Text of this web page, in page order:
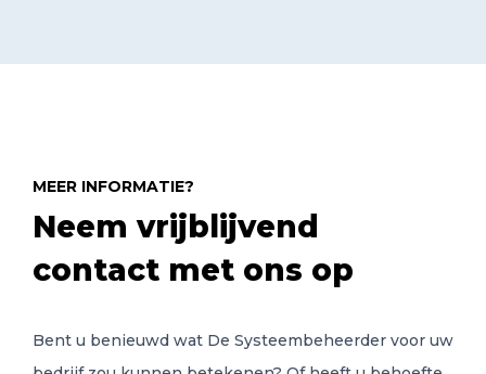
Neem vrijblijvend
contact met ons op
MEER INFORMATIE?
Bent u benieuwd wat De Systeembeheerder voor uw